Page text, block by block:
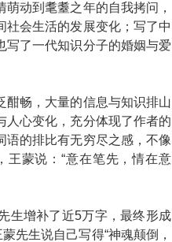
动到耄耋之年的自我拷问，
社会生活的发展变化；写了中
写了一代知识分子的婚姻与爱
畅，大量的信息与知识排山
人心变化，充分体现了作者的
语的排比有无穷尽之感，不像
王蒙说：“意在笔先，情在意
增补了近5万字，最终形成
先生说自己写得“神魂颠倒，